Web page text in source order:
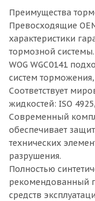
Преимущества
Превосходящие
характеристики
тормозной системы.
WOG WGC0141
систем торможения,
Соответствует
жидкостей: ISO
Современный
обеспечивает
технических
разрушения.
Полностью
рекомендованный
средств